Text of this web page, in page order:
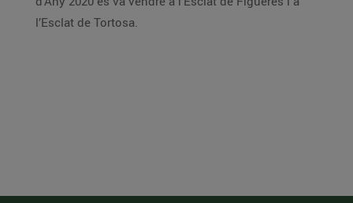
l’Esclat de Tortosa.